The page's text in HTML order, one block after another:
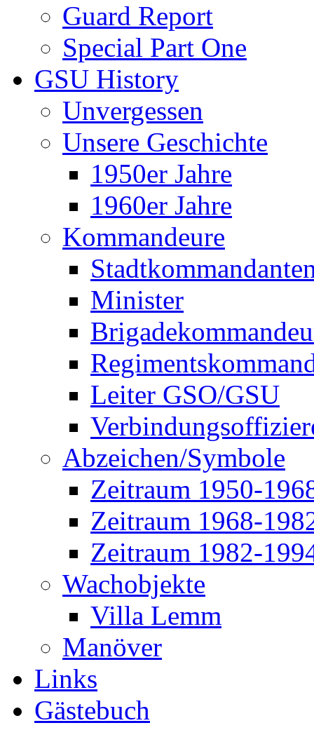
Guard Report
Special Part One
GSU History
Unvergessen
Unsere Geschichte
1950er Jahre
1960er Jahre
Kommandeure
Minister
Leiter GSO/GSU
Abzeichen/Symbole
Zeitraum 1950-
Zeitraum 1968-
Zeitraum 1982-
Wachobjekte
Villa Lemm
Manöver
Links
Gästebuch